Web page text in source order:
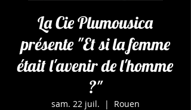
La Cie Plumousica
présente "Et si la femme
était l'avenir de l'homme
?"
sam. 22 juil.
  |
Rouen